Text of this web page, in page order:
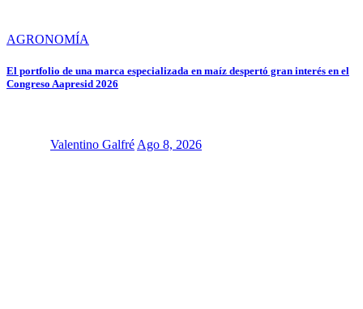
AGRONOMÍA
El portfolio de una marca especializada en maíz despertó gran interés en el
Congreso Aapresid 2026
Valentino Galfré Ago 8, 2026